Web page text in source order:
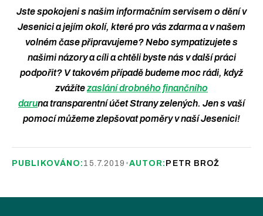
Jste spokojeni s našim informačním servisem o dění v
Jesenici a jejím okolí, které pro vás zdarma a v našem
volném čase připravujeme? Nebo sympatizujete s
našimi názory a cíli a chtěli byste nás v další práci
podpořit? V takovém případě budeme moc rádi, když
zvážítezaslání drobného finančního
daruna transparentní účet Strany zelených. Jen s vaší
pomocí můžeme zlepšovat poměry v naší Jesenici!
PUBLIKOVÁNO: 15.7.2019 •AUTOR: PETR BROŽ